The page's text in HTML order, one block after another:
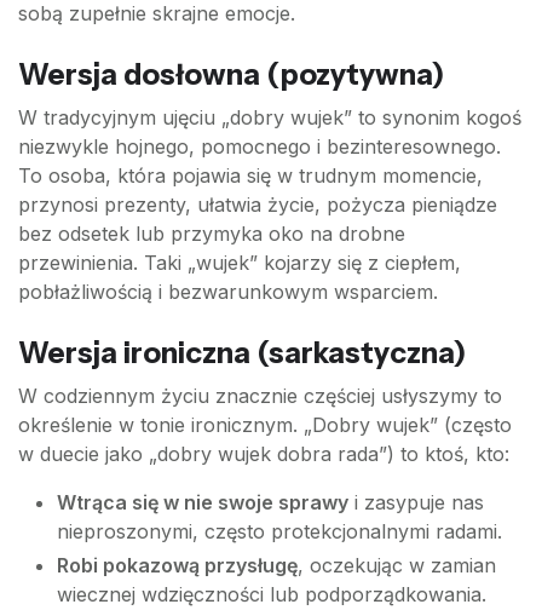
sobą zupełnie skrajne emocje.
Wersja dosłowna (pozytywna)
W tradycyjnym ujęciu „dobry wujek” to synonim kogoś
niezwykle hojnego, pomocnego i bezinteresownego.
To osoba, która pojawia się w trudnym momencie,
przynosi prezenty, ułatwia życie, pożycza pieniądze
bez odsetek lub przymyka oko na drobne
przewinienia. Taki „wujek” kojarzy się z ciepłem,
pobłażliwością i bezwarunkowym wsparciem.
Wersja ironiczna (sarkastyczna)
W codziennym życiu znacznie częściej usłyszymy to
określenie w tonie ironicznym. „Dobry wujek” (często
w duecie jako „dobry wujek dobra rada”) to ktoś, kto:
Wtrąca się w nie swoje sprawy i zasypuje nas
nieproszonymi, często protekcjonalnymi radami.
Robi pokazową przysługę, oczekując w zamian
wiecznej wdzięczności lub podporządkowania.